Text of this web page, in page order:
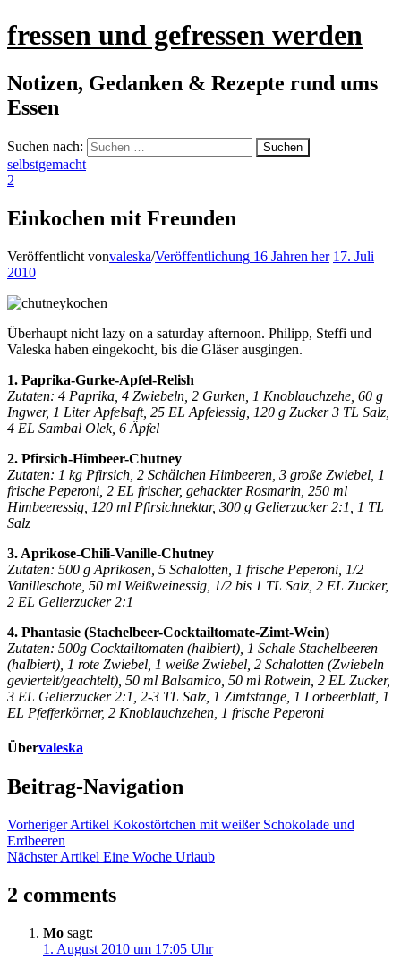
fressen und gefressen werden
Notizen, Gedanken & Rezepte rund ums
Essen
Suchen nach:
selbstgemacht
2
Einkochen mit Freunden
Veröffentlicht vonvaleska/Veröffentlichung 16 Jahren her 17. Juli
2010
Überhaupt nicht lazy on a saturday afternoon. Philipp, Steffi und
Valeska haben eingekocht, bis die Gläser ausgingen.
1. Paprika-Gurke-Apfel-Relish
Zutaten: 4 Paprika, 4 Zwiebeln, 2 Gurken, 1 Knoblauchzehe, 60 g
Ingwer, 1 Liter Apfelsaft, 25 EL Apfelessig, 120 g Zucker 3 TL Salz,
4 EL Sambal Olek, 6 Äpfel
2. Pfirsich-Himbeer-Chutney
Zutaten: 1 kg Pfirsich, 2 Schälchen Himbeeren, 3 große Zwiebel, 1
frische Peperoni, 2 EL frischer, gehackter Rosmarin, 250 ml
Himbeeressig, 120 ml Pfirsichnektar, 300 g Gelierzucker 2:1, 1 TL
Salz
3. Aprikose-Chili-Vanille-Chutney
Zutaten: 500 g Aprikosen, 5 Schalotten, 1 frische Peperoni, 1/2
Vanilleschote, 50 ml Weißweinessig, 1/2 bis 1 TL Salz, 2 EL Zucker,
2 EL Gelierzucker 2:1
4. Phantasie (Stachelbeer-Cocktailtomate-Zimt-Wein)
Zutaten: 500g Cocktailtomaten (halbiert), 1 Schale Stachelbeeren
(halbiert), 1 rote Zwiebel, 1 weiße Zwiebel, 2 Schalotten (Zwiebeln
geviertelt/geachtelt), 50 ml Balsamico, 50 ml Rotwein, 2 EL Zucker,
3 EL Gelierzucker 2:1, 2-3 TL Salz, 1 Zimtstange, 1 Lorbeerblatt, 1
EL Pfefferkörner, 2 Knoblauchzehen, 1 frische Peperoni
Übervaleska
Beitrag-Navigation
Vorheriger Artikel Kokostörtchen mit weißer Schokolade und
Erdbeeren
Nächster Artikel Eine Woche Urlaub
2 comments
Mo sagt:
1. August 2010 um 17:05 Uhr